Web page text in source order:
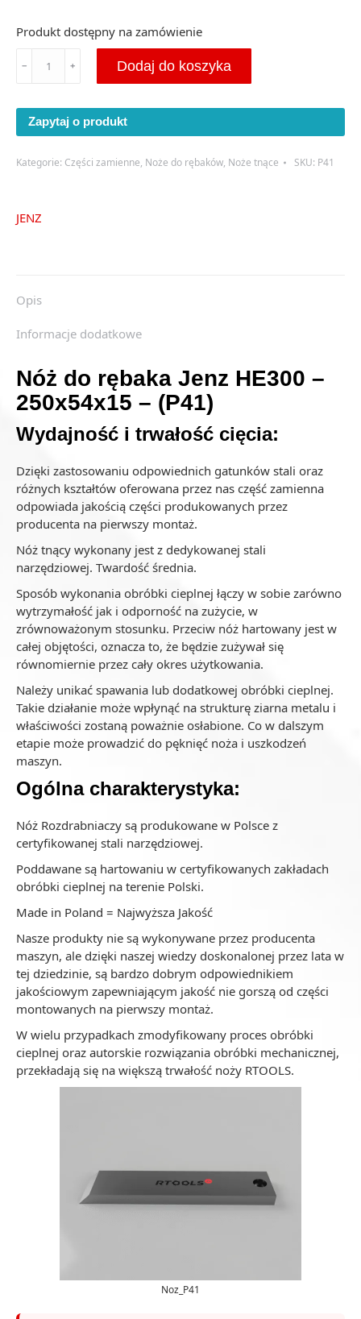
Produkt dostępny na zamówienie
rębaka
Jenz
-
(P41)
﹣ ﹢ Dodaj do koszyka
Zapytaj o produkt
Kategorie: Części zamienne, Noże do rębaków, Noże tnące SKU: P41
JENZ
Opis
Informacje dodatkowe
Nóż do rębaka Jenz HE300 –
250x54x15 – (P41)
Wydajność i trwałość cięcia:
Dzięki zastosowaniu odpowiednich gatunków stali oraz
różnych kształtów oferowana przez nas część zamienna
odpowiada jakością części produkowanych przez
producenta na pierwszy montaż.
Nóż tnący wykonany jest z dedykowanej stali
narzędziowej. Twardość średnia.
Sposób wykonania obróbki cieplnej łączy w sobie zarówno
wytrzymałość jak i odporność na zużycie, w
zrównoważonym stosunku. Przeciw nóż hartowany jest w
całej objętości, oznacza to, że będzie zużywał się
równomiernie przez cały okres użytkowania.
Należy unikać spawania lub dodatkowej obróbki cieplnej.
Takie działanie może wpłynąć na strukturę ziarna metalu i
właściwości zostaną poważnie osłabione. Co w dalszym
etapie może prowadzić do pęknięć noża i uszkodzeń
maszyn.
Ogólna charakterystyka:
Nóż Rozdrabniaczy są produkowane w Polsce z
certyfikowanej stali narzędziowej.
Poddawane są hartowaniu w certyfikowanych zakładach
obróbki cieplnej na terenie Polski.
Made in Poland = Najwyższa Jakość
Nasze produkty nie są wykonywane przez producenta
maszyn, ale dzięki naszej wiedzy doskonalonej przez lata w
tej dziedzinie, są bardzo dobrym odpowiednikiem
jakościowym zapewniającym jakość nie gorszą od części
montowanych na pierwszy montaż.
W wielu przypadkach zmodyfikowany proces obróbki
cieplnej oraz autorskie rozwiązania obróbki mechanicznej,
przekładają się na większą trwałość noży RTOOLS.
Noz_P41